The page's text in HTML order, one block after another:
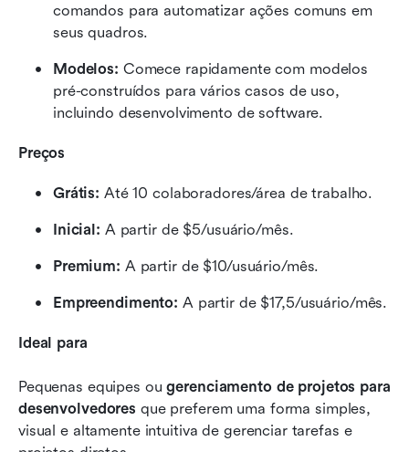
comandos para automatizar ações comuns em
seus quadros.
Modelos: Comece rapidamente com modelos
pré-construídos para vários casos de uso,
incluindo desenvolvimento de software.
Preços
Grátis: Até 10 colaboradores/área de trabalho.
Inicial: A partir de $5/usuário/mês.
Premium: A partir de $10/usuário/mês.
Empreendimento: A partir de $17,5/usuário/mês.
Ideal para
Pequenas equipes ou gerenciamento de projetos para
desenvolvedores que preferem uma forma simples,
visual e altamente intuitiva de gerenciar tarefas e